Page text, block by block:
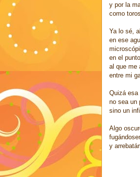
y por la
como
Ya lo sé,
en ese
en el
al que me
entre mi
Quizá esa
no sea un
sino un
Algo
y